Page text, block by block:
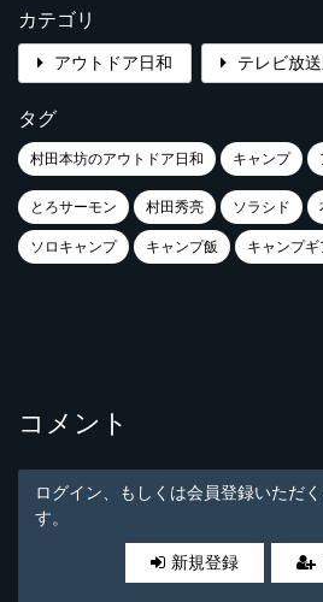
カテゴリ
アウトドア日和 テレビ放
タグ
村田本坊のアウトドア日和 キャンプ
とろサーモン 村田秀亮 ソラシド
ソロキャンプ キャンプ飯 キャンプギ
コメント
ログイン、もしくは会員登録いただ
す。
新規登録